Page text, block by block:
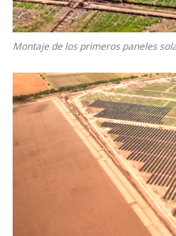
Montaje de los primeros paneles